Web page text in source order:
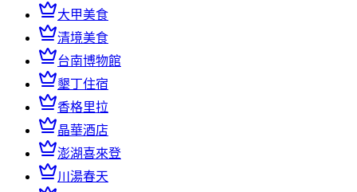
大甲美食
清境美食
台南博物館
墾丁住宿
香格里拉
晶華酒店
澎湖喜來登
川湯春天